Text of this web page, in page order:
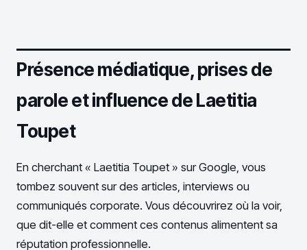
Présence médiatique, prises de
parole et influence de Laetitia
Toupet
En cherchant « Laetitia Toupet » sur Google, vous
tombez souvent sur des articles, interviews ou
communiqués corporate. Vous découvrirez où la voir,
que dit-elle et comment ces contenus alimentent sa
réputation professionnelle.